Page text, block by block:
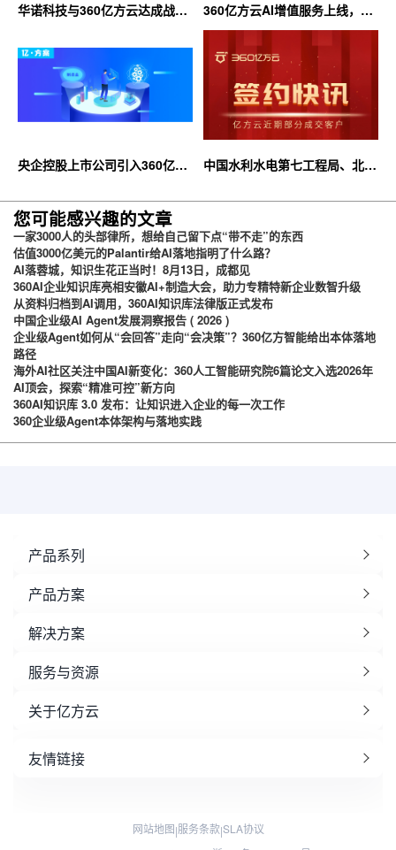
华诺科技与360亿方云达成战略
360亿方云AI增值服务上线，超
大限时优惠等你来！
央企控股上市公司引入360亿方
台
中国水利水电第七工程局、北京
您可能感兴趣的文章
一家3000人的头部律所，想给自己留下点“带不走”的东西
估值3000亿美元的Palantir给AI落地指明了什么路？
AI落蓉城，知识生花正当时！8月13日，成都见
360AI企业知识库亮相安徽AI+制造大会，助力专精特新企业数智升级
从资料归档到AI调用，360AI知识库法律版正式发布
中国企业级AI Agent发展洞察报告 ( 2026 )
企业级Agent如何从“会回答”走向“会决策”？360亿方智能给出本体落地
路径
海外AI社区关注中国AI新变化：360人工智能研究院6篇论文入选2026年
AI顶会，探索“精准可控”新方向
360AI知识库 3.0 发布：让知识进入企业的每一次工作
360企业级Agent本体架构与落地实践
产品系列
产品方案
解决方案
服务与资源
关于亿方云
友情链接
网站地图|服务条款|SLA协议